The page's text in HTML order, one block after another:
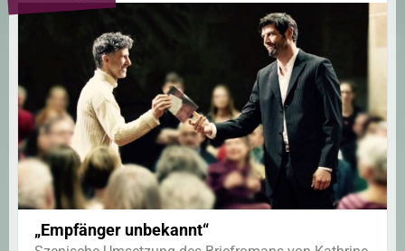
„Empfänger unbekannt“